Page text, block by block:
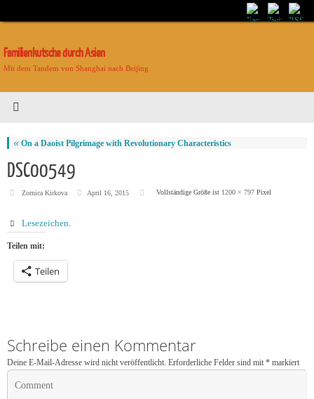
Familienkutsche durch Asien
Mit dem Tandem von Shanghai nach Beijing
« On a Daoist Pilgrimage with Revolutionary Characteristics
DSC00549
Zornica Kirkova April 16, 2015 Vollständige Größe ist 1200 × 797Pixel
Lesezeichen.
Teilen mit:
Teilen
Schreibe einen Kommentar
Deine E-Mail-Adresse wird nicht veröffentlicht. Erforderliche Felder sind mit * markiert